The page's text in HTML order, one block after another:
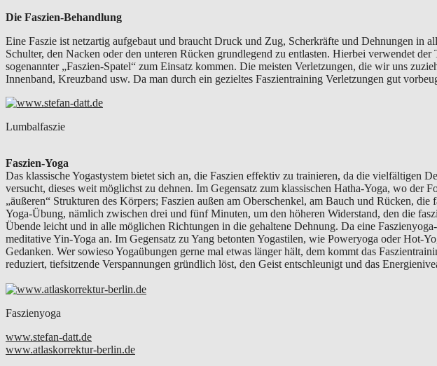
Die Faszien-Behandlung
Eine Faszie ist netzartig aufgebaut und braucht Druck und Zug, Scherkräfte und Dehnungen in
Schulter, den Nacken oder den unteren Rücken grundlegend zu entlasten. Hierbei verwendet
sogenannter „Faszien-Spatel“ zum Einsatz kommen. Die meisten Verletzungen, die wir uns
Innenband, Kreuzband usw. Da man durch ein gezieltes Faszientraining Verletzungen gut
Lumbalfaszie
Faszien-Yoga
Das klassische Yogastystem bietet sich an, die Faszien effektiv zu trainieren, da die vielfältigen
versucht, dieses weit möglichst zu dehnen. Im Gegensatz zum klassischen Hatha-Yoga, wo der
„äußeren“ Strukturen des Körpers; Faszien außen am Oberschenkel, am Bauch und Rücken,
Yoga-Übung, nämlich zwischen drei und fünf Minuten, um den höheren Widerstand, den die
Übende leicht und in alle möglichen Richtungen in die gehaltene Dehnung. Da eine
meditative Yin-Yoga an. Im Gegensatz zu Yang betonten Yogastilen, wie Poweryoga oder Hot-
Gedanken. Wer sowieso Yogaübungen gerne mal etwas länger hält, dem kommt das
reduziert, tiefsitzende Verspannungen gründlich löst, den Geist entschleunigt und das
Faszienyoga
www.stefan-datt.de
www.atlaskorrektur-berlin.de